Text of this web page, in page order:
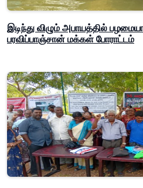
இடிந்து விழும் அபாயத்தில்
பரவிப்பாஞ்சான் மக்கள் போராட்டம்